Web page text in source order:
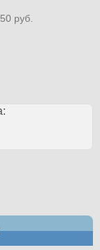
руб.